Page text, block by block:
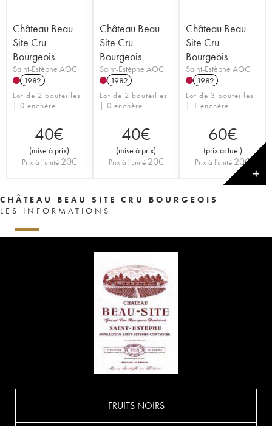
Château Beau
Site Cru
Bourgeois
Saint-Estèphe AOC
1982
Lot de 2 bouteilles
| 0 enchère
40€
(mise à prix)
Prix à l'unité 20€
Château Beau
Site Cru
Bourgeois
Saint-Estèphe AOC
1982
Lot de 2 bouteilles
| 0 enchère
40€
(mise à prix)
Prix à l'unité 20€
Château Beau
Site Cru
Bourgeois
Saint-Estèphe AOC
1982
Lot de 3 bouteilles
| 1 enchère
60€
(prix actuel)
Prix à l'unité 20€
✕
CHÂTEAU BEAU SITE CRU BOURGEOIS
LES INFORMATIONS
FRUITS NOIRS